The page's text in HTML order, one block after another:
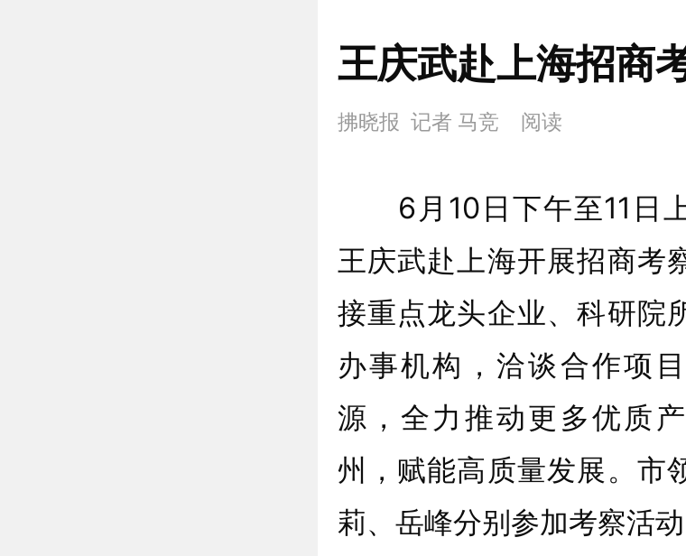
王庆武赴上海招商
拂晓报 记者 马竞 阅读
6月10日下午至11日
王庆武赴上海开展招商考
接重点龙头企业、科研院
办事机构，洽谈合作项
源，全力推动更多优质
州，赋能高质量发展。市
莉、岳峰分别参加考察活动